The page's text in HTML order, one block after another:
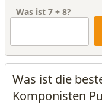
Was ist 7 + 8?
Was ist die
Komponisten